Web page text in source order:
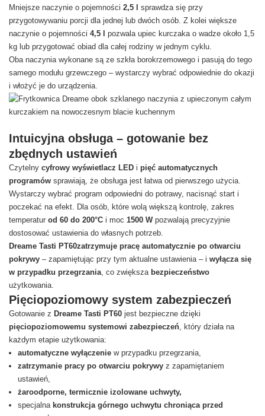
Mniejsze naczynie o pojemności 2,5 l sprawdza się przy
przygotowywaniu porcji dla jednej lub dwóch osób. Z kolei większe
naczynie o pojemności 4,5 l pozwala upiec kurczaka o wadze około 1,5
kg lub przygotować obiad dla całej rodziny w jednym cyklu.
Oba naczynia wykonane są ze szkła borokrzemowego i pasują do tego
samego modułu grzewczego – wystarczy wybrać odpowiednie do okazji
i włożyć je do urządzenia.
Intuicyjna obsługa – gotowanie bez
zbędnych ustawień
Czytelny cyfrowy wyświetlacz LED i pięć automatycznych
programów sprawiają, że obsługa jest łatwa od pierwszego użycia.
Wystarczy wybrać program odpowiedni do potrawy, nacisnąć start i
poczekać na efekt. Dla osób, które wolą większą kontrolę, zakres
temperatur od 60 do 200°C i moc 1500 W pozwalają precyzyjnie
dostosować ustawienia do własnych potrzeb.
Dreame Tasti PT60zatrzymuje pracę automatycznie po otwarciu
pokrywy – zapamiętując przy tym aktualne ustawienia – i wyłącza się
w przypadku przegrzania, co zwiększa bezpieczeństwo
użytkowania.
Pięciopoziomowy system zabezpieczeń
Gotowanie z Dreame Tasti PT60 jest bezpieczne dzięki
pięciopoziomowemu systemowi zabezpieczeń, który działa na
każdym etapie użytkowania:
automatyczne wyłączenie w przypadku przegrzania,
zatrzymanie pracy po otwarciu pokrywy z zapamiętaniem
ustawień,
żaroodporne, termicznie izolowane uchwyty,
specjalnakonstrukcja górnego uchwytu chroniąca przed